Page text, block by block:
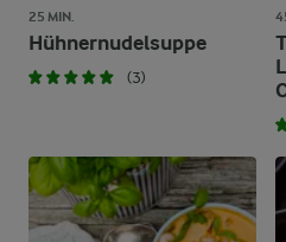
25 MIN.
Hühnernudelsuppe
(3)